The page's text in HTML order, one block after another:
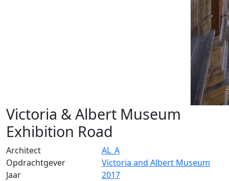
Victoria & Albert Museum
Exhibition Road
Architect
AL_A
Opdrachtgever
Victoria and Albert Museum
Jaar
2017